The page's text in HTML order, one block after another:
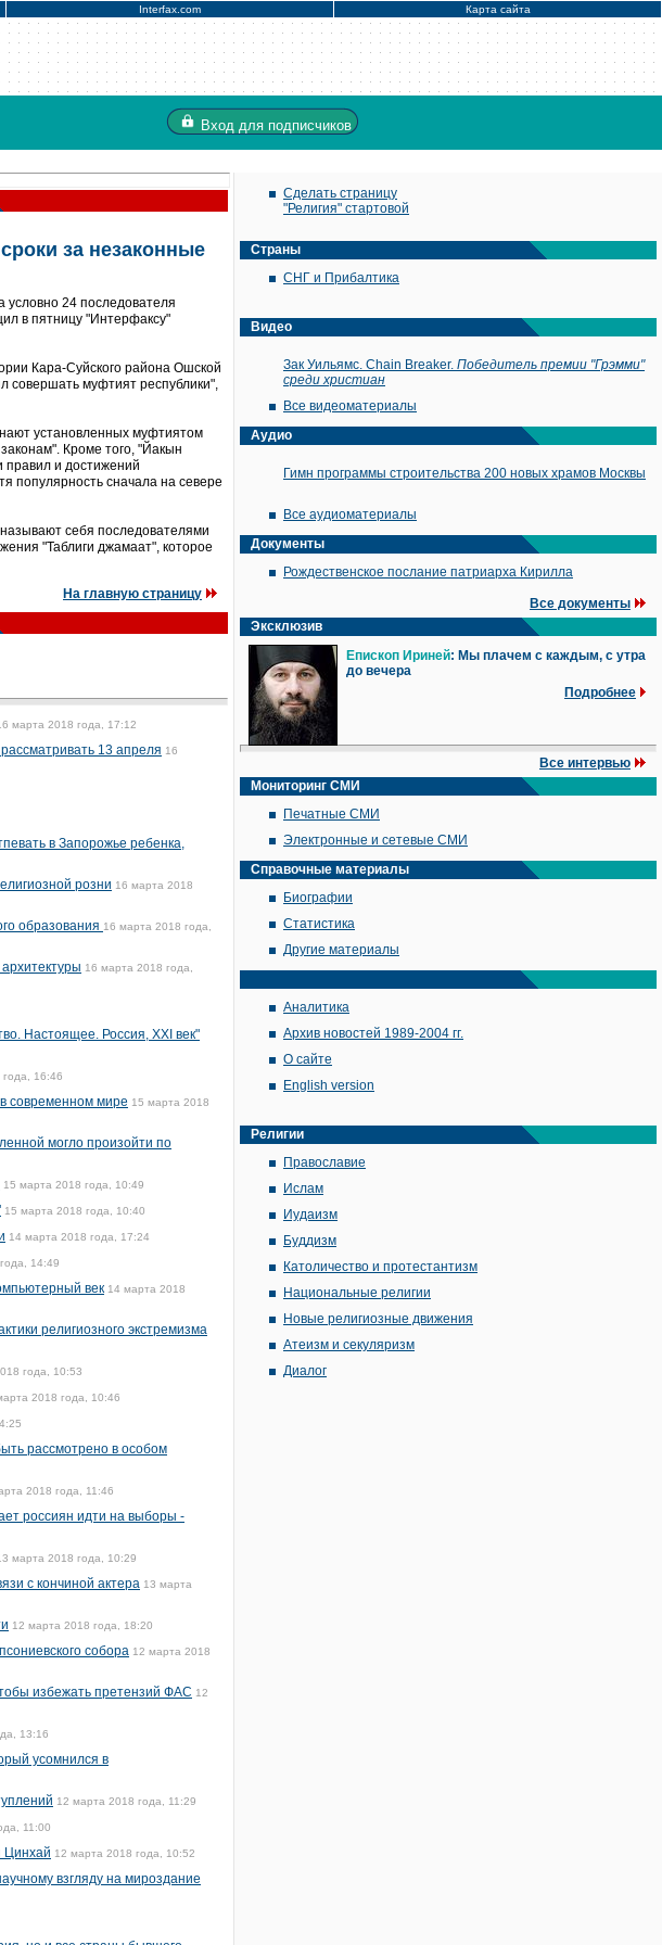
Interfax.com Карта сайта
Вход для подписчиков
за незаконные
24 последователя
в пятницу "Интерфаксу"
Кара-Суйского района Ошской
совершать муфтият республики",
установленных муфтиятом
Кроме того, "Йакын
правил и достижений
популярность сначала на севере
себя последователями
"Таблиги джамаат", которое
На главную страницу
марта 2018 года, 17:12
13 апреля 16
в Запорожье ребенка,
розни 16 марта 2018
образования 16 марта 2018 года,
16 марта 2018 года,
Настоящее. Россия, XXI век"
16:46
современном мире 15 марта 2018
могло произойти по
15 марта 2018 года, 10:49
15 марта 2018 года, 10:40
14 марта 2018 года, 17:24
14:49
век 14 марта 2018
религиозного экстремизма
года, 10:53
2018 года, 10:46
рассмотрено в особом
2018 года, 11:46
россиян идти на выборы -
марта 2018 года, 10:29
с кончиной актера 13 марта
12 марта 2018 года, 18:20
собора 12 марта 2018
избежать претензий ФАС 12
13:16
усомнился в
12 марта 2018 года, 11:29
11:00
Цинхай 12 марта 2018 года, 10:52
взгляду на мироздание
Сделать страницу
"Религия" стартовой
Страны
СНГ и Прибалтика
Видео
Зак Уильямс. Chain Breaker. Победитель премии "Грэмми"
среди христиан
Все видеоматериалы
Аудио
Гимн программы строительства 200 новых храмов Москвы
Все аудиоматериалы
Документы
Рождественское послание патриарха Кирилла
Все документы
Эксклюзив
Епископ Ириней: Мы плачем с каждым, с утра
до вечера
Подробнее
Все интервью
Мониторинг СМИ
Печатные СМИ
Электронные и сетевые СМИ
Справочные материалы
Биографии
Статистика
Другие материалы
Аналитика
Архив новостей 1989-2004 гг.
О сайте
English version
Религии
Православие
Ислам
Иудаизм
Буддизм
Католичество и протестантизм
Национальные религии
Новые религиозные движения
Атеизм и секуляризм
Диалог